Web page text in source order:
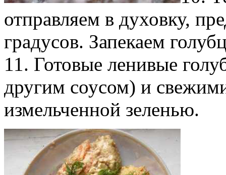
отправляем в духовку,
градусов. Запекаем
11. Готовые ленивые
другим соусом) и
измельченной зеленью.